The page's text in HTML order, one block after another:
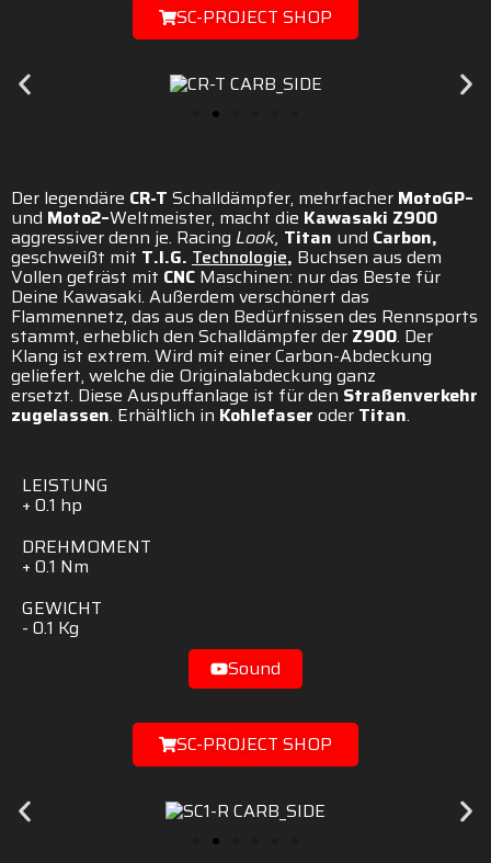
SC-PROJECT SHOP
Der legendäre CR-T Schalldämpfer, mehrfacher MotoGP–
und Moto2–Weltmeister, macht die Kawasaki Z900
aggressiver denn je. Racing Look, Titan und Carbon,
geschweißt mit T.I.G. Technologie, Buchsen aus dem
Vollen gefräst mit CNC Maschinen: nur das Beste für
Deine Kawasaki. Außerdem verschönert das
Flammennetz, das aus den Bedürfnissen des Rennsports
stammt, erheblich den Schalldämpfer der Z900. Der
Klang ist extrem. Wird mit einer Carbon-Abdeckung
geliefert, welche die Originalabdeckung ganz
ersetzt. Diese Auspuffanlage ist fürden Straßenverkehr
zugelassen. Erhältlich in Kohlefaser oder Titan.
LEISTUNG
+ 0.1 hp
DREHMOMENT
+ 0.1 Nm
GEWICHT
- 0.1 Kg
Sound
SC-PROJECT SHOP